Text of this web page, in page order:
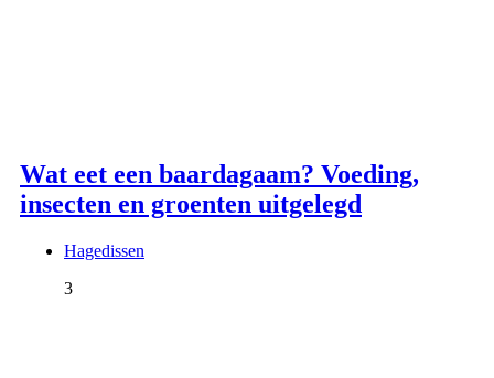
Wat eet een baardagaam? Voeding,
insecten en groenten uitgelegd
Hagedissen
3